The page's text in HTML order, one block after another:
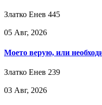
Златко Енев 445
05 Авг, 2026
Моето верую, или
Златко Енев 239
03 Авг, 2026